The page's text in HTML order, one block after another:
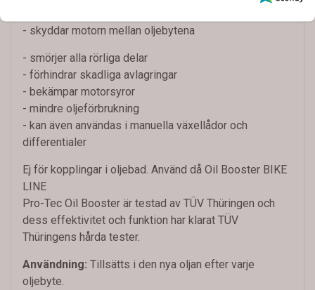
- skyddar motorn mellan oljebytena
- smörjer alla rörliga delar
- förhindrar skadliga avlagringar
- bekämpar motorsyror
- mindre oljeförbrukning
- kan även användas i manuella växellådor och
differentialer
Ej för kopplingar i oljebad. Använd då Oil Booster BIKE
LINE
Pro-Tec Oil Booster är testad av TÜV Thüringen och
dess effektivitet och funktion har klarat TÜV
Thüringens hårda tester.
Användning: Tillsätts i den nya oljan efter varje
oljebyte.